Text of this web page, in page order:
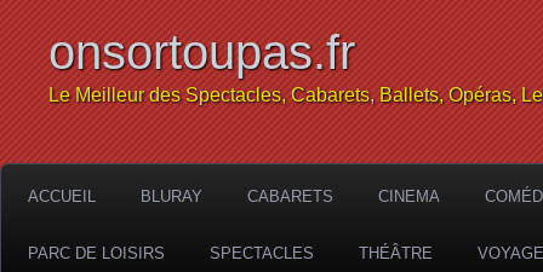
onsortoupas.fr
Le Meilleur des Spectacles, Cabarets, Ballets, Opéras,
ACCUEIL BLURAY CABARETS CINEMA
PARC DE LOISIRS SPECTACLES THÉÂTRE